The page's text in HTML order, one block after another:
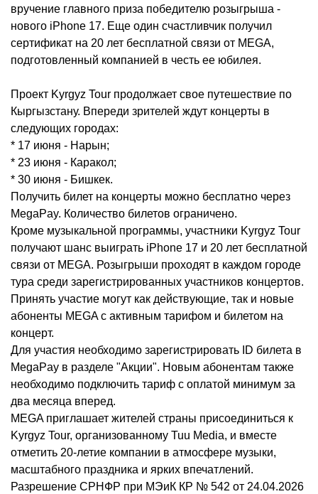
вручение главного приза победителю розыгрыша -
нового iPhone 17. Еще один счастливчик получил
сертификат на 20 лет бесплатной связи от MEGA,
подготовленный компанией в честь ее юбилея.
Проект Kyrgyz Tour продолжает свое путешествие по
Кыргызстану. Впереди зрителей ждут концерты в
следующих городах:
* 17 июня - Нарын;
* 23 июня - Каракол;
* 30 июня - Бишкек.
Получить билет на концерты можно бесплатно через
MegaPay. Количество билетов ограничено.
Кроме музыкальной программы, участники Kyrgyz Tour
получают шанс выиграть iPhone 17 и 20 лет бесплатной
связи от MEGA. Розыгрыши проходят в каждом городе
тура среди зарегистрированных участников концертов.
Принять участие могут как действующие, так и новые
абоненты MEGA с активным тарифом и билетом на
концерт.
Для участия необходимо зарегистрировать ID билета в
MegaPay в разделе "Акции". Новым абонентам также
необходимо подключить тариф с оплатой минимум за
два месяца вперед.
MEGA приглашает жителей страны присоединиться к
Kyrgyz Tour, организованному Tuu Media, и вместе
отметить 20-летие компании в атмосфере музыки,
масштабного праздника и ярких впечатлений.
Разрешение СРНФР при МЭиК КР № 542 от 24.04.2026